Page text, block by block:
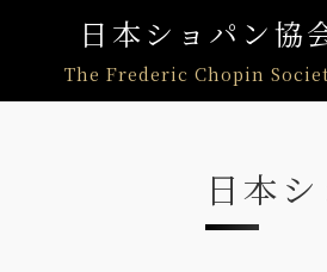
日本ショパン協
The Frederic Chopin
日本